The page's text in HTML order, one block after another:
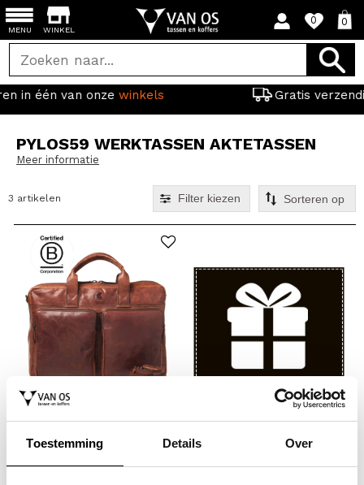
Toestemming Details Over
WINKEL
0 0
winkels Gratis verzending vanaf 44,95
MENU
PYLOS59 WERKTASSEN AKTETASSEN
Meer informatie
3 artikelen Filter kiezen
laptoptas / aktetas / werktas
299,95